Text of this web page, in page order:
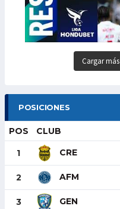
Cargar más
POSICIONES
POS CLUB
1 CRE
2 AFM
3 GEN